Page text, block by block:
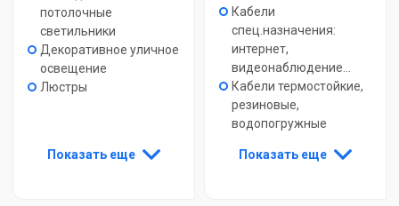
потолочные
светильники
Декоративное уличное
освещение
Люстры
Показать еще
Кабели
спец.назначения:
интернет,
видеонаблюдение...
Кабели термостойкие,
резиновые,
водопогружные
Показать еще